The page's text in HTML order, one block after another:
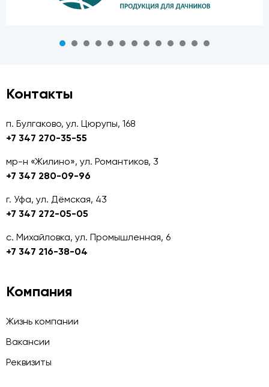
Контакты
п. Булгаково, ул. Цюрупы, 168
+7 347 270-35-55
мр-н «Жилино», ул. Романтиков, 3
+7 347 280-09-96
г. Уфа, ул. Дёмская, 43
+7 347 272-05-05
с. Михайловка, ул. Промышленная, 6
+7 347 216-38-04
Компания
Жизнь компании
Вакансии
Реквизиты